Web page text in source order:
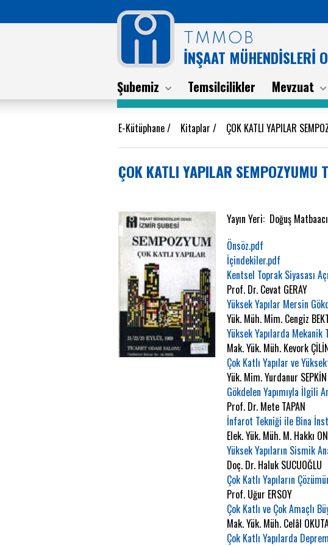
TMMOB
İNŞAAT MÜHENDİSLERİ
Şubemiz Temsilcilikler Mevzuat
E-Kütüphane/ Kitaplar / ÇOK KATLI YAPILAR
ÇOK KATLI YAPILAR SEMPOZYUMU
Yayın Yeri: Doğuş
Önsöz.pdf
İçindekiler.pdf
Kentsel Toprak Siyasası
Prof. Dr. Cevat GERAY
Yüksek Yapılar Mersin
Yük. Müh. Mim. Cengiz
Yüksek Yapılarda
Mak. Yük. Müh. Kevork
Çok Katlı Yapılar ve
Yük. Mim. Yurdanur SEPKİN
Gökdelen Yapımıyla İlgili
Prof. Dr. Mete TAPAN
İnfarot Tekniği ile Bina
Elek. Yük. Müh. M. Hakkı
Yüksek Yapıların Sismik
Doç. Dr. Haluk SUCUOĞLU
Çok Katlı Yapıların
Prof. Uğur ERSOY
Çok Katlı ve Çok Amaçlı
Mak. Yük. Müh. Celâl
Çok Katlı Yapılarda